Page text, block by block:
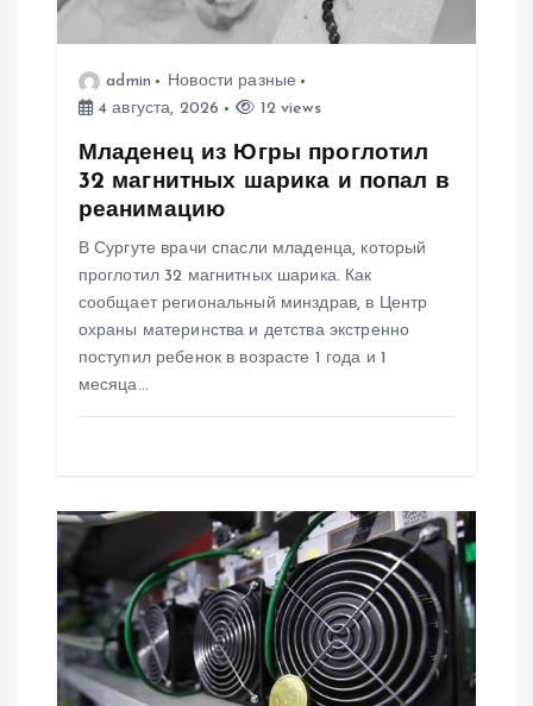
з
admin
Новости разные
4 августа, 2026
12 views
Младенец из Югры проглотил
32 магнитных шарика и попал в
реанимацию
В Сургуте врачи спасли младенца, который
проглотил 32 магнитных шарика. Как
сообщает региональный минздрав, в Центр
охраны материнства и детства экстренно
поступил ребенок в возрасте 1 года и 1
месяца…